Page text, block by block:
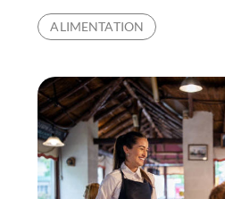
ENGAGER
LE
IDÉAL
POUR
VOTRE
ÉVÉNEMENT
ALIMENTATION